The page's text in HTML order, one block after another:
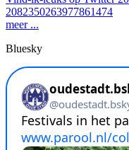
2082350263977861474
meer ...
Bluesky